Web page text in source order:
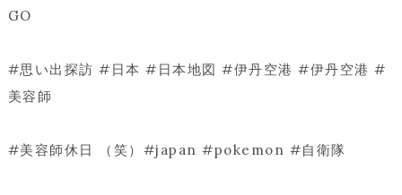
GO
#思い出探訪 #日本 #日本地図 #伊丹空港 #伊丹空港 #
美容師
#美容師休日 （笑）#japan #pokemon #自衛隊